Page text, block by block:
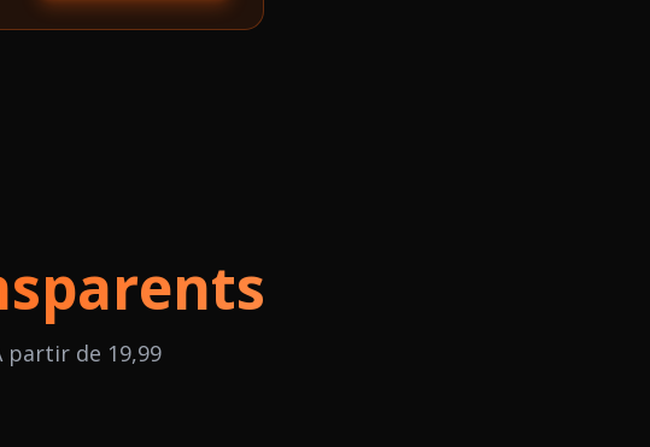
partir de 19,99